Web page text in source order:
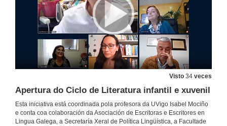
Visto 34 veces
Apertura do Ciclo de Literatura infantil e xuvenil
Esta iniciativa está coordinada pola profesora da UVigo Isabel Mociño
e conta coa colaboración da Asociación de Escritoras e Escritores en
Lingua Galega, a Secretaría Xeral de Política Lingüística, a Facultade